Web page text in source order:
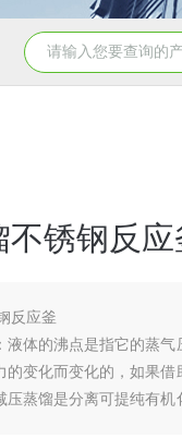
0.5L0.5L不锈钢磁力密
锈钢反应
反应釜
体的沸点是指它的蒸气
变化而变化的，如果借
蒸馏是分离可提纯有机